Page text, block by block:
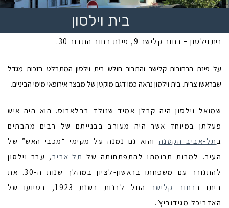
בית וילסון
בית וילסון – רחוב קלישר 9, פינת רחוב התבור 30.
על פינת הרחובות קלישר והתבור חולש בית וילסון המתבלט בזכות מגדל
שבראשו צריח. בית וילסון נראה כמו דגם מוקטן של מבצר אירופאי מימי הביניים.
שמואל וילסון היה קבלן אמיד שנולד בבלארוס. הוא היה איש
פעלתן במיוחד אשר היה מעורב בבנייתם של רבים מהבתים
בתל-אביב הקטנה והוא גם נמנה על מקימי “מכבי האש” של
העיר. למרות תרומתו להתפתחותה של תל-אביב, עבר וילסון
להתגורר עם משפחתו בראשון-לציון במהלך שנות ה-30. את
ביתו ברחוב קלישר
החל לבנות בשנת 1923, בסיועו של
האדריכל מגידוביץ’.